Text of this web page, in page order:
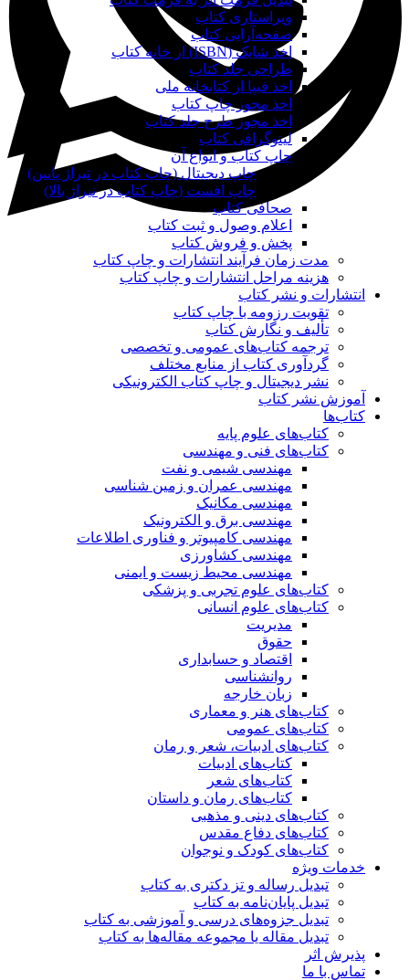
ویراستاری کتاب
صفحه‌آرایی کتاب
اخذ شابک (ISBN) از خانه کتاب
طراحی جلد کتاب
اخذ فیپا از کتابخانه ملی
اخذ مجوز چاپ کتاب
اخذ مجوز طرح جلد کتاب
لیتوگرافی کتاب
چاپ کتاب و انواع آن
چاپ دیجیتال (چاپ کتاب در تیراژ پایین)
چاپ افست (چاپ کتاب در تیراژ بالا)
صحافی کتاب
اعلام وصول و ثبت کتاب
پخش و فروش کتاب
مدت زمان فرآیند انتشارات و چاپ کتاب
هزینه مراحل انتشارات و چاپ کتاب
انتشارات و نشر کتاب
تقویت رزومه با چاپ کتاب
تألیف و نگارش کتاب
ترجمه کتاب‌های عمومی و تخصصی
گردآوری کتاب از منابع مختلف
نشر دیجیتال و چاپ کتاب الکترونیکی
آموزش نشر کتاب
کتاب‌ها
کتاب‌های علوم پایه
کتاب‌های فنی و مهندسی
مهندسی شیمی و نفت
مهندسی عمران و زمین شناسی
مهندسی مکانیک
مهندسی برق و الکترونیک
مهندسی کامپیوتر و فناوری اطلاعات
مهندسی کشاورزی
مهندسی محیط زیست و ایمنی
کتاب‌های علوم تجربی و پزشکی
کتاب‌های علوم انسانی
مدیریت
حقوق
اقتصاد و حسابداری
روانشناسی
زبان خارجه
کتاب‌های هنر و معماری
کتاب‌های عمومی
کتاب‌های ادبیات، شعر و رمان
کتاب‌های ادبیات
کتاب‌های شعر
کتاب‌های رمان و داستان
کتاب‌های دینی و مذهبی
کتاب‌های دفاع مقدس
کتاب‌های کودک و نوجوان
خدمات ویژه
تبدیل رساله و تز دکتری به کتاب
تبدیل پایان‌نامه به کتاب
تبدیل جزوه‌های درسی و آموزشی به کتاب
تبدیل مقاله یا مجموعه مقاله‌ها به کتاب
پذیرش اثر
تماس با ما